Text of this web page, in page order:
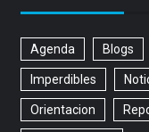
Agenda Blogs
Imperdibles
Orientacion